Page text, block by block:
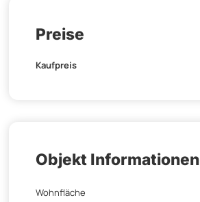
Preise
Kaufpreis
Objekt Informationen
Wohnfläche